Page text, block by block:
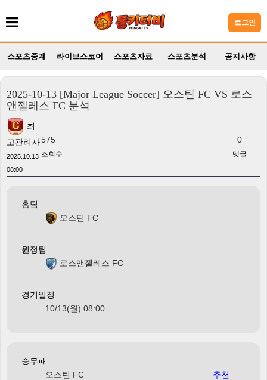
로그인
스포츠중계 라이브스코어 스포츠자료 스포츠분석 공지사항
2025-10-13 [Major League Soccer] 오스틴 FC VS 로스
앤젤레스 FC 분석
최
고관리자
2025.10.13
08:00
575
조회수
0
댓글
홈팀
오스틴 FC
원정팀
로스앤젤레스 FC
경기일정
10/13(월) 08:00
승무패
오스틴 FC
추천